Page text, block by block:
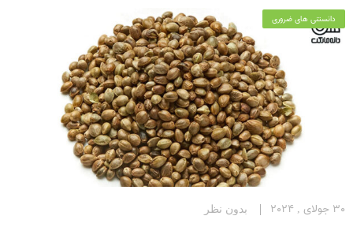
دانستنی های ضروری
30 جولای , 2024 بدون نظر